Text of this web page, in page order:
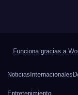
Funciona gracias a
Noticias Internacionales
Entretenimiento